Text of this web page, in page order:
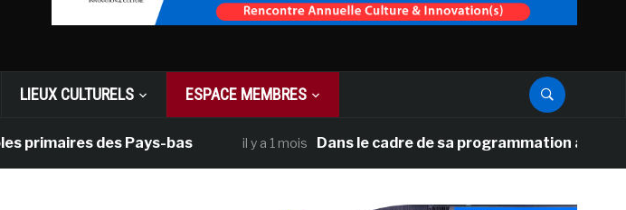
LIEUX CULTURELS ESPACE MEMBRES
des Pays-bas il y a 1 mois Dans le cadre de sa programmation américaine,